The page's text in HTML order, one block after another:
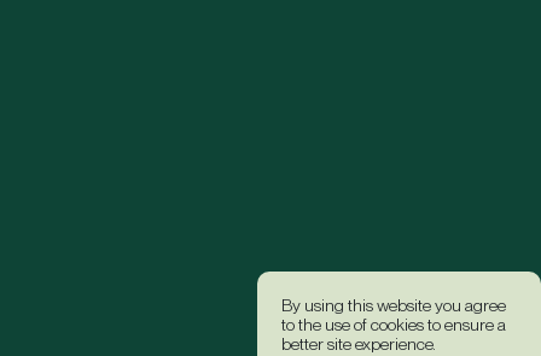
By using this website you agree
to the use of cookies to ensure a
better site experience.